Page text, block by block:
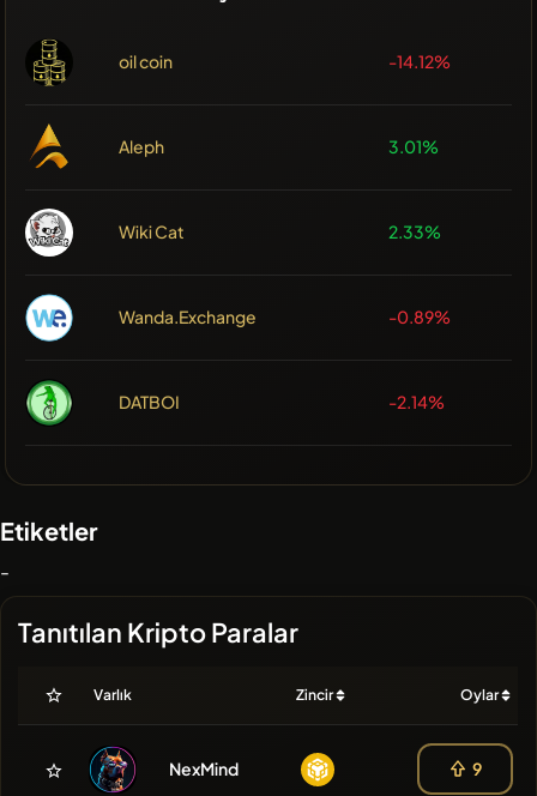
oil coin -14.12%
Aleph 3.01%
Wiki Cat 2.33%
Wanda.Exchange -0.89%
DATBOI -2.14%
Etiketler
-
Tanıtılan Kripto Paralar
Varlık Zincir Oylar
NexMind 9